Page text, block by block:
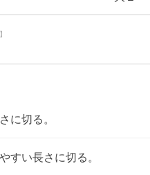
に切る。
すい長さに切る。